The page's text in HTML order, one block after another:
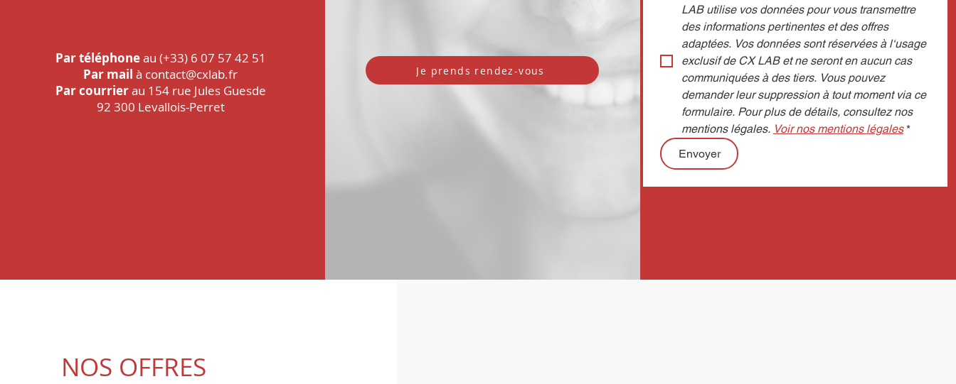
Par téléphoneau (+33) 6 07 57 42 51
Par mail à contact@cxlab.fr
Par courrierau 154 rue Jules Guesde
92 300 Levallois-Perret
Je prends rendez-vous
LAB utilise vos données pour vous transmettre
des informations pertinentes et des offres
adaptées. Vos données sont réservées à l‘usage
exclusif de CX LAB et ne seront en aucun cas
communiquées à des tiers. Vous pouvez
demander leur suppression à tout moment via ce
formulaire. Pour plus de détails, consultez nos
mentions légales. Voir nos mentions légales *
Envoyer
NOS OFFRES